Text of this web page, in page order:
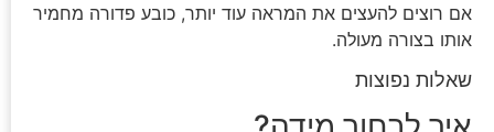
אם רוצים להעצים את המראה עוד יותר, כובע פדורה מחמיר
אותו בצורה מעולה.
שאלות נפוצות